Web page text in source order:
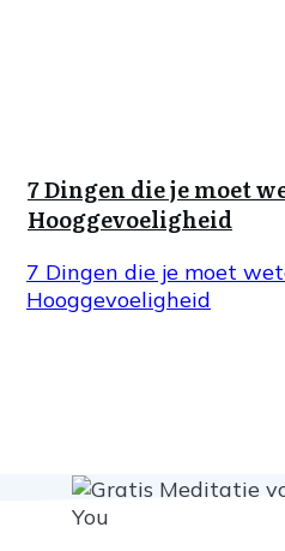
7 Dingen die je moet
Hooggevoeligheid
7 Dingen die je moet
Hooggevoeligheid